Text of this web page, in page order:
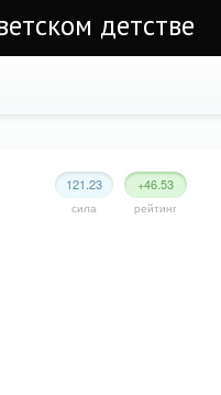
детстве
+46.53
рейтинг
121.23
сила